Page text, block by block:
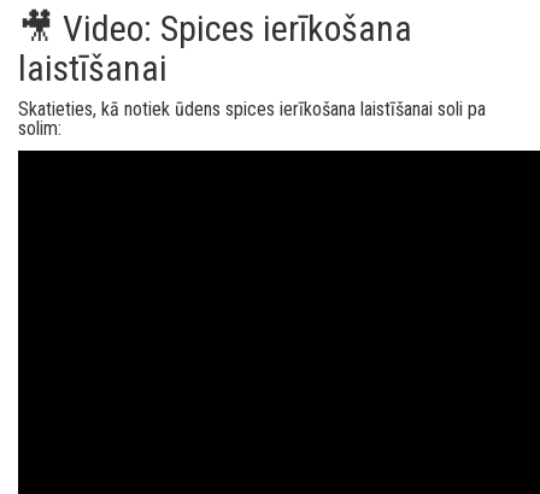
🎥 Video: Spices ierīkošana
laistīšanai
Skatieties, kā notiek ūdens spices ierīkošana laistīšanai soli pa
solim: